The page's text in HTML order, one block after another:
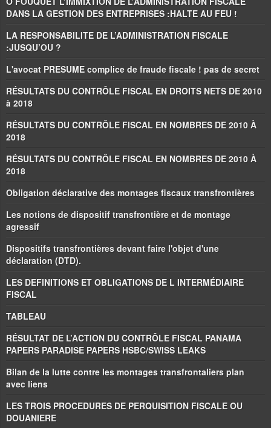
DANS LA GESTION DES ENTREPRISES :HALTE AU FEU !
LA RESPONSABILITE DE L’ADMINISTRATION FISCALE
:JUSQU’OU ?
L'avocat PRESUME complice de fraude fiscale ! pas de secret
RÉSULTATS DU CONTRÔLE FISCAL EN DROITS NETS DE 2010
à 2018
RÉSULTATS DU CONTRÔLE FISCAL EN NOMBRES DE 2010 À
2018
RÉSULTATS DU CONTRÔLE FISCAL EN NOMBRES DE 2010 À
2018
Obligation déclarative des montages fiscaux transfrontières
Les notions de dispositif transfrontière et de montage
agressif
Dispositifs transfrontières devant faire l'objet d'une
déclaration (DTD).
LES DEFINITIONS ET OBLIGATIONS DE L INTERMÉDIAIRE
FISCAL
TABLEAU
RÉSULTAT DE L’ACTION DU CONTRÔLE FISCAL PANAMA
PAPERS PARADISE PAPERS HSBC/SWISS LEAKS
Bilan de la lutte contre les montages transfrontaliers plan
avec liens
LES TROIS PROCEDURES DE PERQUISITION FISCALE OU
DOUANIERE